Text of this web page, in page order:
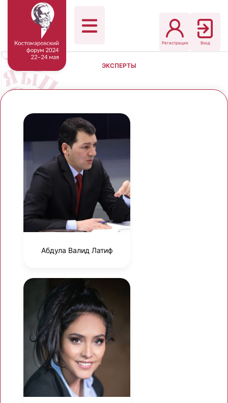
Регистрация Вход
ЭКСПЕРТЫ
Абдула Валид Латиф